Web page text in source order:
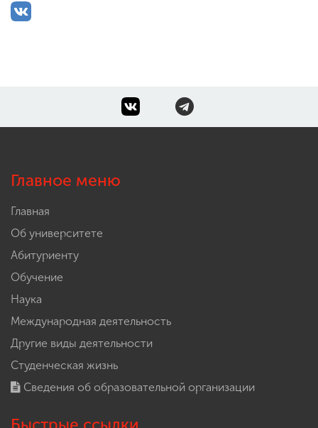
Главное меню
Главная
Об университете
Абитуриенту
Обучение
Наука
Международная деятельность
Другие виды деятельности
Студенческая жизнь
Сведения об образовательной организации